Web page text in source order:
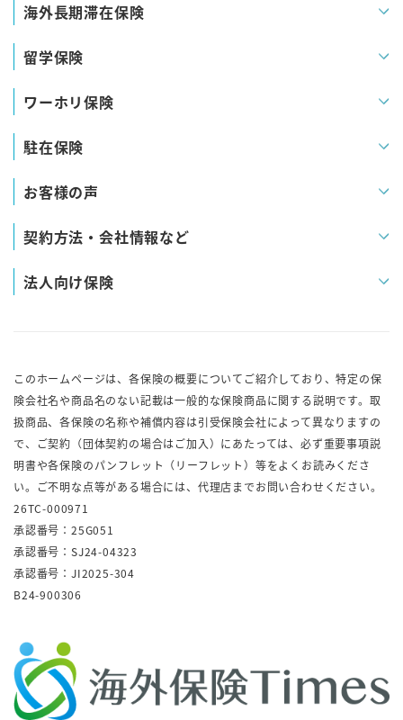
海外長期滞在保険
留学保険
ワーホリ保険
駐在保険
お客様の声
契約方法・会社情報など
法人向け保険
このホームページは、各保険の概要についてご紹介しており、特定の保
険会社名や商品名のない記載は一般的な保険商品に関する説明です。取
扱商品、各保険の名称や補償内容は引受保険会社によって異なりますの
で、ご契約（団体契約の場合はご加入）にあたっては、必ず重要事項説
明書や各保険のパンフレット（リーフレット）等をよくお読みくださ
い。ご不明な点等がある場合には、代理店までお問い合わせください。
26TC-000971
承認番号：25G051
承認番号：SJ24-04323
承認番号：JI2025-304
B24-900306